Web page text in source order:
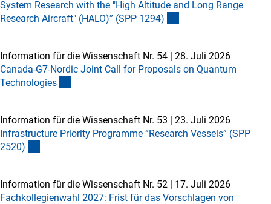
System Research with the "High Altitude and Long Range
Research Aircraft" (HALO)” (SPP 1294)
Information für die Wissenschaft Nr. 54 | 28. Juli 2026
Canada-G7-Nordic Joint Call for Proposals on Quantum
Technologies
Information für die Wissenschaft Nr. 53 | 23. Juli 2026
Infrastructure Priority Programme “Research Vessels” (SPP
2520)
Information für die Wissenschaft Nr. 52 | 17. Juli 2026
Fachkollegienwahl 2027: Frist für das Vorschlagen von